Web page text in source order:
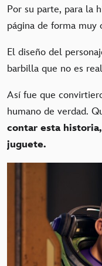
Por su parte, para la
página de forma muy
El diseño del
barbilla que no es
Así fue que
humano de verdad.
contar esta
juguete.